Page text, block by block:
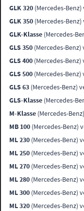
GLK 320 (Mercedes-
GLK 350 (Mercedes-
GLK-Klasse (Mercedes-
GLS 350 (Mercedes-
GLS 400 (Mercedes-
GLS 500 (Mercedes-
GLS 63 (Mercedes-Benz)
GLS-Klasse (Mercedes-
M-Klasse (Mercedes-
MB 100 (Mercedes-Benz)
ML 230 (Mercedes-Benz)
ML 250 (Mercedes-Benz)
ML 270 (Mercedes-Benz)
ML 280 (Mercedes-Benz)
ML 300 (Mercedes-Benz)
ML 320 (Mercedes-Benz)